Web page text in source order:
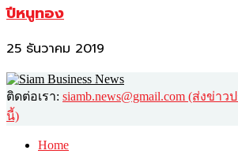
ปีหนูทอง
25 ธันวาคม 2019
ติดต่อเรา: siamb.news@gmail.com (ส่งข่า
นี้)
Home